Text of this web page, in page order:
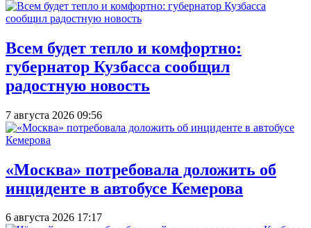
Всем будет тепло и комфортно:
губернатор Кузбасса сообщил
радостную новость
7 августа 2026 09:56
«Москва» потребовала доложить об
инциденте в автобусе Кемерова
6 августа 2026 17:17